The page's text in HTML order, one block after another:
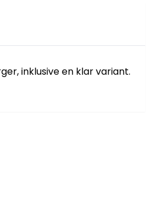
inklusive en klar variant.